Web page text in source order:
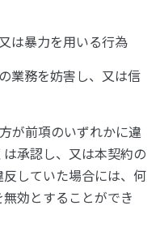
は暴力を用いる行為
業務を妨害し、又は信
が前項のいずれかに違
承認し、又は本契約の
していた場合には、何
効とすることができ